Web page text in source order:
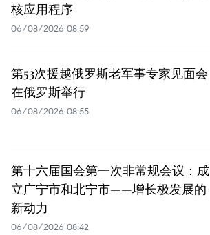
核应用程序
06/08/2026 08:59
第53次援越俄罗斯老军事专家见面会
在俄罗斯举行
06/08/2026 08:55
第十六届国会第一次非常规会议：成
立广宁市和北宁市——增长极发展的
新动力
06/08/2026 08:42